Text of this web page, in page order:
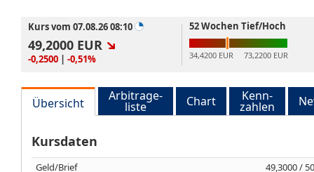
Kurs vom 07.08.26 08:10
49,2000 EUR
-0,2500 | -0,51%
52 Wochen Tief/Hoch
34,4200 EUR 73,2200 EUR
Übersicht Arbitrage-
liste Chart Kenn-
zahlen
Kursdaten
Geld/Brief
49,3000 /